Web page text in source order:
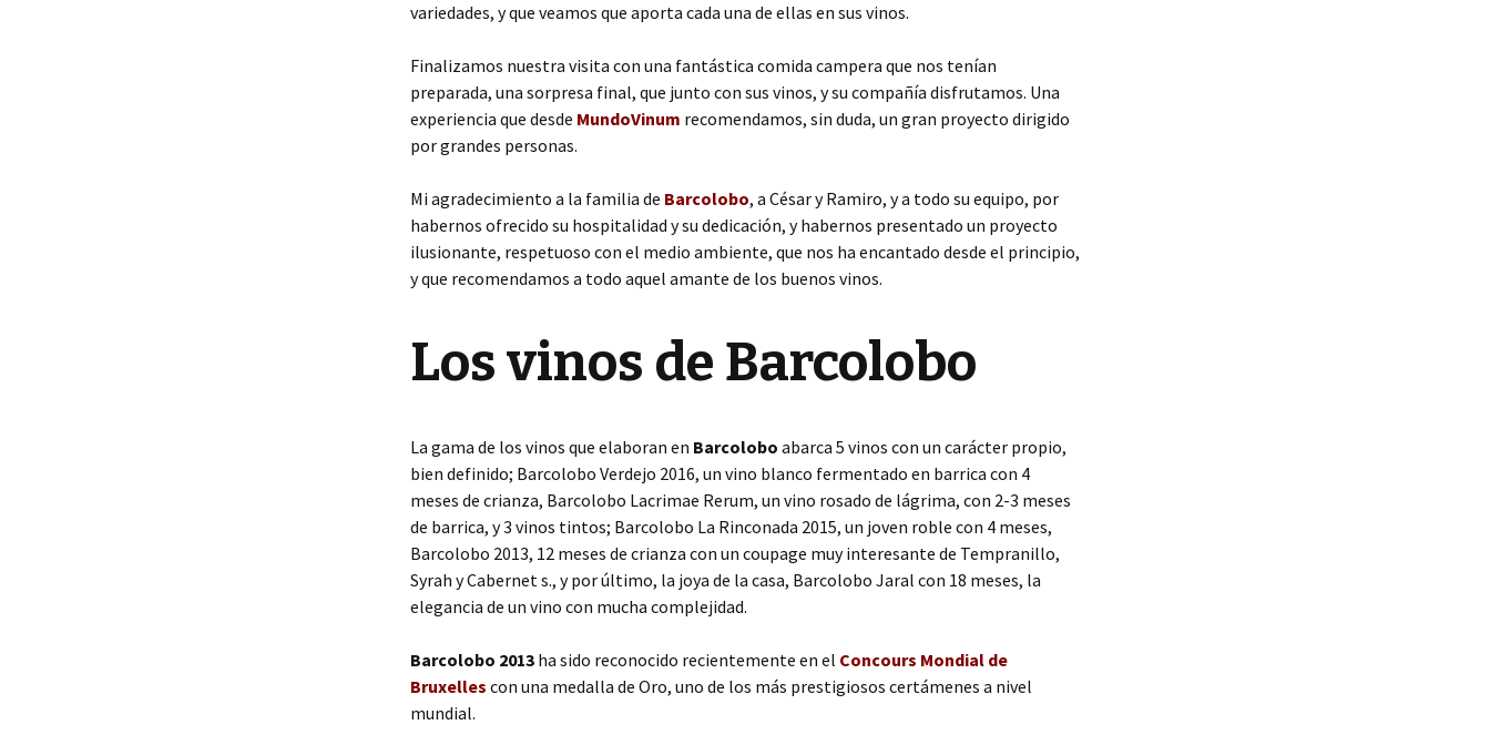
variedades, y que veamos que aporta cada una de ellas en sus vinos.
Finalizamos nuestra visita con una fantástica comida campera que nos tenían
preparada, una sorpresa final, que junto con sus vinos, y su compañía disfrutamos. Una
experiencia que desde MundoVinum recomendamos, sin duda, un gran proyecto dirigido
por grandes personas.
Mi agradecimiento a la familia de Barcolobo, a César y Ramiro, y a todo su equipo, por
habernos ofrecido su hospitalidad y su dedicación, y habernos presentado un proyecto
ilusionante, respetuoso con el medio ambiente, que nos ha encantado desde el principio,
y que recomendamos a todo aquel amante de los buenos vinos.
Los vinos de Barcolobo
La gama de los vinos que elaboran en Barcolobo abarca 5 vinos con un carácter propio,
bien definido; Barcolobo Verdejo 2016, un vino blanco fermentado en barrica con 4
meses de crianza, Barcolobo Lacrimae Rerum, un vino rosado de lágrima, con 2-3 meses
de barrica, y 3 vinos tintos; Barcolobo La Rinconada 2015, un joven roble con 4 meses,
Barcolobo 2013, 12 meses de crianza con un coupage muy interesante de Tempranillo,
Syrah y Cabernet s., y por último, la joya de la casa, Barcolobo Jaral con 18 meses, la
elegancia de un vino con mucha complejidad.
Barcolobo 2013 ha sido reconocido recientemente en el Concours Mondial de
Bruxelles con una medalla de Oro, uno de los más prestigiosos certámenes a nivel
mundial.